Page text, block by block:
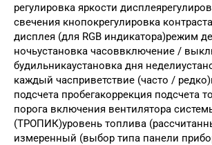
регулировка яркости
свечения кнопокрегулировка
дисплея (для RGB индикатора)режим
ночьустановка часоввключение /
будильникаустановка дня
каждый часприветствие (часто /
подсчета пробегакоррекция подсчета
порога включения вентилятора
(ТРОПИК)уровень топлива
измеренный (выбор типа панели